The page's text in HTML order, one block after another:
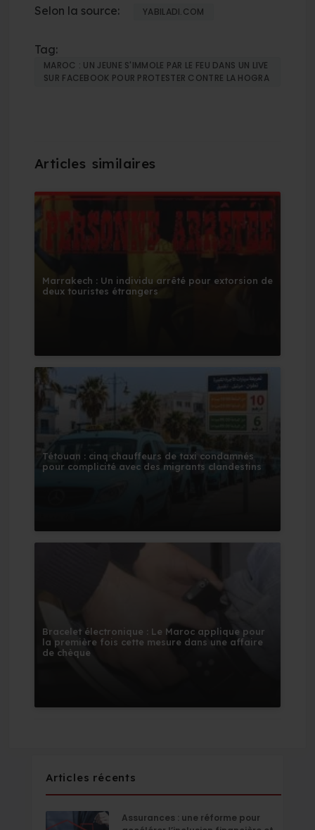
Selon la source: YABILADI.COM
Tag:
MAROC : UN JEUNE S'IMMOLE PAR LE FEU DANS UN LIVE
SUR FACEBOOK POUR PROTESTER CONTRE LA HOGRA
Marrakech : Un individu arrêté pour extorsion de
deux touristes étrangers
Tétouan : cinq chauffeurs de taxi condamnés
pour complicité avec des migrants clandestins
Bracelet électronique : Le Maroc applique pour
la première fois cette mesure dans une affaire
de chèque
Articles récents
Assurances : une réforme pour